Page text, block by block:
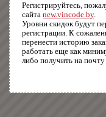
Регистрируйтесь,
сайта new.vincode.by.
Уровни скидок будут
регистрации. К
перенести историю
работать еще как
либо получить на